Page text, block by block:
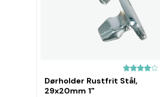
Dørholder Rustfrit Stål,
29x20mm 1"